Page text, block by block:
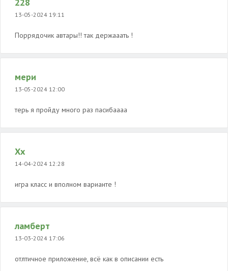
13-05-2024 19:11
Поррядочик автары!! так держааать !
мери
13-05-2024 12:00
терь я пройду много раз пасибаааа
Хх
14-04-2024 12:28
игра класс и вполном варианте !
ламберт
13-03-2024 17:06
отлтичное приложение, всё как в описании есть